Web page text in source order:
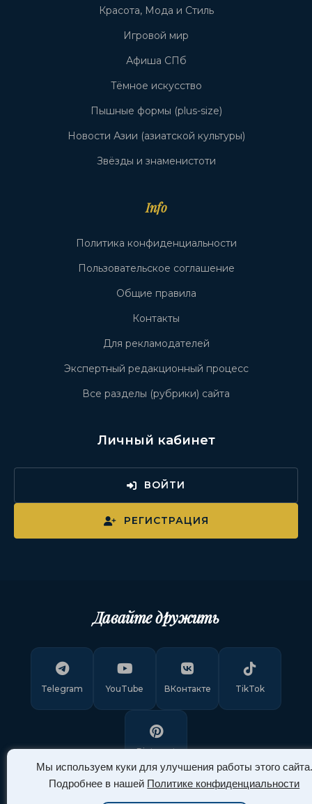
Мы используем куки для улучшения работы этого сайта.
Подробнее в нашей Политике конфиденциальности
Красота, Мода и Стиль
Игровой мир
Афиша СПб
Тёмное искусство
Пышные формы (plus-size)
Новости Азии (азиатской культуры)
Звёзды и знаменистоти
Info
Политика конфиденциальности
Пользовательское соглашение
Общие правила
Контакты
Для рекламодателей
Экспертный редакционный процесс
Все разделы (рубрики) сайта
Личный кабинет
ВОЙТИ
РЕГИСТРАЦИЯ
Давайте дружить
Telegram YouTube ВКонтакте TikTok
Pinterest